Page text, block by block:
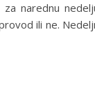
narednu
ili ne.